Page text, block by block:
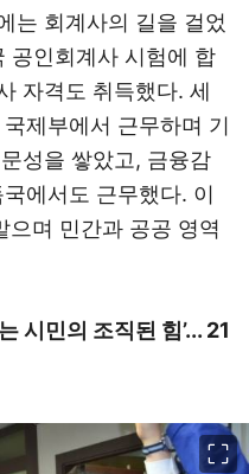
는 회계사의 길을 걸었
공인회계사 시험에 합
자격도 취득했다. 세
제부에서 근무하며 기
성을 쌓았고, 금융감
에서도 근무했다. 이
으며 민간과 공공 영역
시민의 조직된 힘’... 21